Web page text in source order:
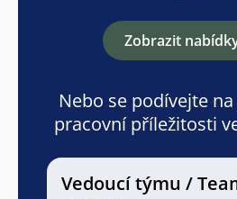
Zobrazit
Nebo se podívejte
pracovní příležitosti
Vedoucí týmu /